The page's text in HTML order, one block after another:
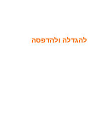
ולהדפסה